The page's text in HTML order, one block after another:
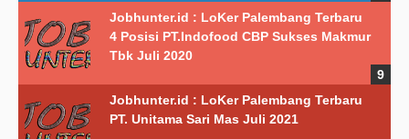
Jobhunter.id : LoKer Palembang Terbaru
4 Posisi PT.Indofood CBP Sukses Makmur
Tbk Juli 2020
Jobhunter.id : LoKer Palembang Terbaru
PT. Unitama Sari Mas Juli 2021